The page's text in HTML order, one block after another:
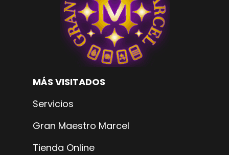
MÁS VISITADOS
Servicios
Gran Maestro Marcel
Tienda Online